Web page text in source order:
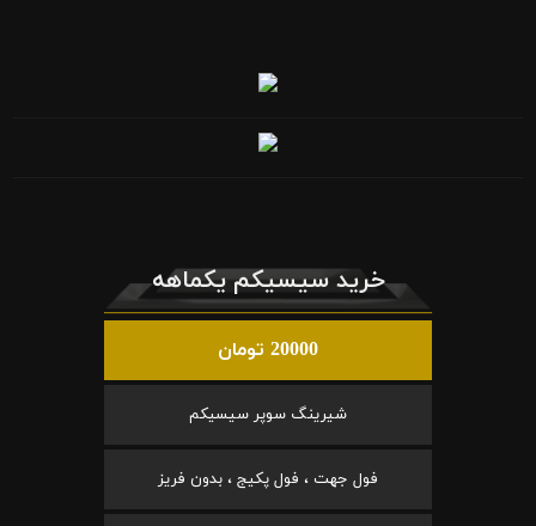
خرید سیسیکم یکماهه
20000 تومان
شیرینگ سوپر سیسیکم
فول جهت ، فول پکیج ، بدون فریز